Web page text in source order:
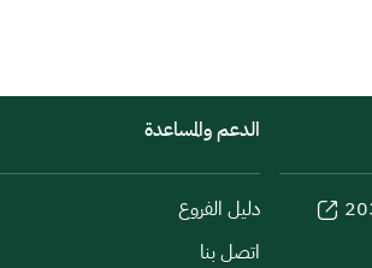
الدعم والمساعدة
دليل الفروع
اتصل بنا